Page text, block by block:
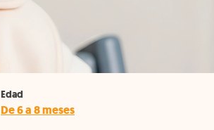
Edad
De 6 a 8 meses